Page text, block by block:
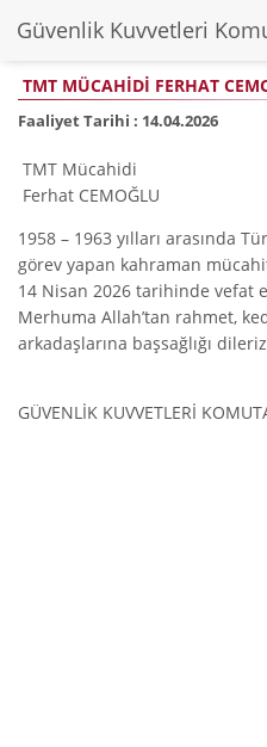
Güvenlik Kuvvetleri
TMT MÜCAHİDİ FERHAT
Faaliyet Tarihi : 14.04.2026
TMT Mücahidi
Ferhat CEMOĞLU
1958 – 1963 yılları arasında
görev yapan kahraman
14 Nisan 2026 tarihinde vefat
Merhuma Allah’tan rahmet,
arkadaşlarına başsağlığı
GÜVENLİK KUVVETLERİ